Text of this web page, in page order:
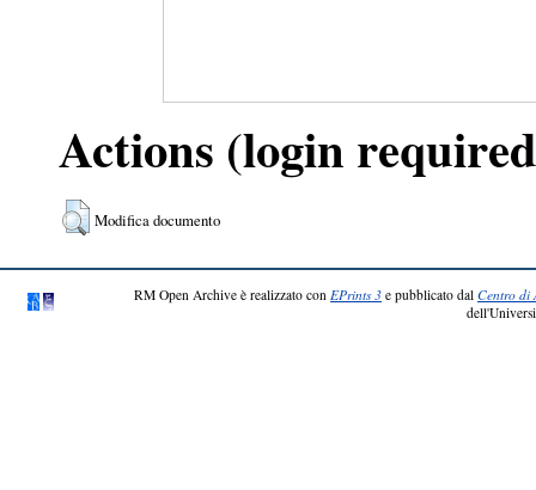
Actions (login
Modifica documento
RM Open Archive è realizzato con EPrints 3 e pubblicato dal Centro di